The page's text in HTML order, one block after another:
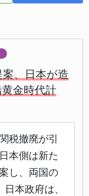
、日本が造
金時代計
税撤廃が引
本側は新た
し、両国の
本政府は、